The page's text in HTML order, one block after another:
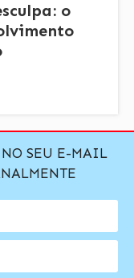
o
NO SEU E-MAIL